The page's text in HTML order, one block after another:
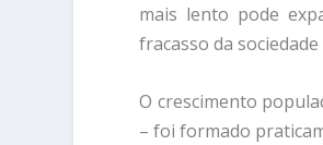
mais lento pode
fracasso da
O crescimento
– foi formado